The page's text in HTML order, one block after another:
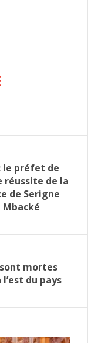
le préfet de
réussite de la
de Serigne
mortes
du pays